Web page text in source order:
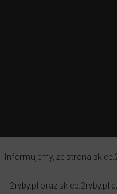
Informujemy, że strona
2ryby.pl oraz sklep.2ryby.pl